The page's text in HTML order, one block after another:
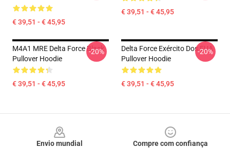
€ 39,51 - € 45,95
€ 39,51 - € 45,95
M4A1 MRE Delta Force Black
Pullover Hoodie
€ 39,51 - € 45,95
-20%
Delta Force Exército Dos EUA
Pullover Hoodie
€ 39,51 - € 45,95
-20%
Envio mundial
Compre com confiança